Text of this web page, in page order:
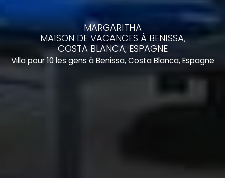
MARGARITHA
MAISON DE VACANCES À BENISSA,
COSTA BLANCA, ESPAGNE
Villa pour 10 les gens à Benissa, Costa Blanca, Espagne